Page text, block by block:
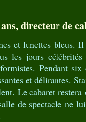
directeur de
et lunettes bleus.
les jours
Pendant
et délirantes.
Le cabaret
de spectacle ne